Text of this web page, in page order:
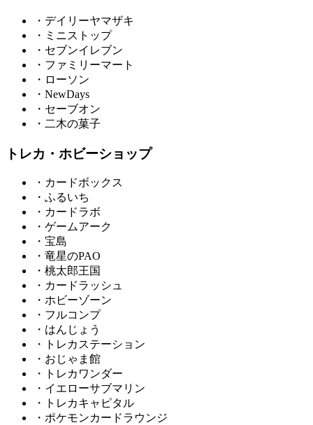
・デイリーヤマザキ
・ミニストップ
・セブンイレブン
・ファミリーマート
・ローソン
・NewDays
・セーブオン
・二木の菓子
トレカ・ホビーショップ
・カードボックス
・ふるいち
・カードラボ
・ゲームアーク
・宝島
・竜星のPAO
・桃太郎王国
・カードラッシュ
・ホビーゾーン
・フルコンプ
・はんじょう
・トレカステーション
・おじゃま館
・トレカワンダー
・イエローサブマリン
・トレカキャピタル
・ポケモンカードラウンジ